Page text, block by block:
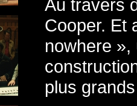
Au travers
Cooper. Et
nowhere »,
plus